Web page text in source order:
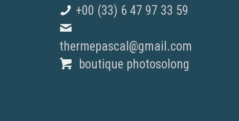
+00 (33) 6 47 97 33 59
thermepascal@gmail.com
boutique photosolong